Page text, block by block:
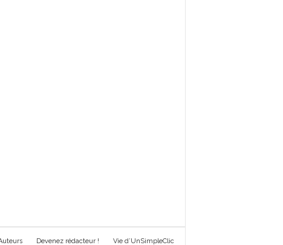
Devenez rédacteur ! Vie d’UnSimpleClic